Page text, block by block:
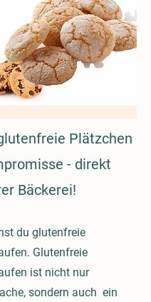
Plätzchen
- direkt
Bäckerei!
du glutenfreie
Glutenfreie
ist nicht nur
sondern auch ein